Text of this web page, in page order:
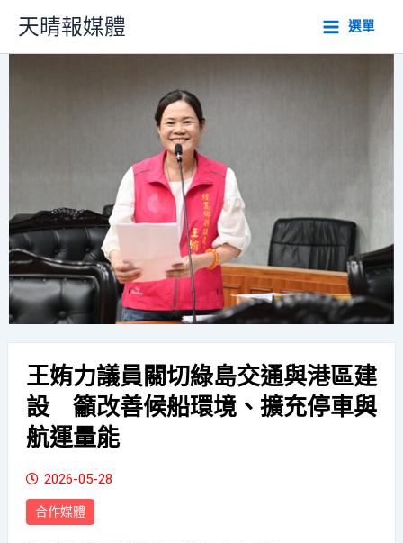
主
天晴報媒體 選單
王姷力議員關切綠島交通與港區建
設 籲改善候船環境、擴充停車與
航運量能
2026-05-28
合作媒體